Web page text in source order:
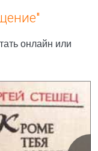
онлайн или